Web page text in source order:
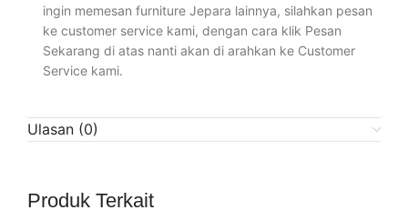
ingin memesan furniture Jepara lainnya, silahkan pesan
ke customer service kami, dengan cara klik Pesan
Sekarang di atas nanti akan di arahkan ke Customer
Service kami.
Ulasan (0)
Produk Terkait